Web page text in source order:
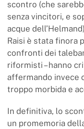
scontro (che
senza vincitori, e
acque
Raisi è stata finora
confronti dei
riformisti – hanno
affermando invece
troppo morbida e
In definitiva, lo
un promemoria